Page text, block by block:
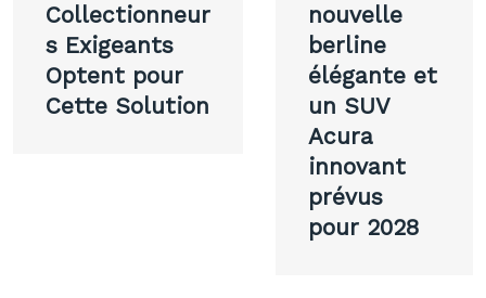
Collectionneur
s Exigeants
Optent pour
Cette Solution
nouvelle
berline
élégante et
un SUV
Acura
innovant
prévus
pour 2028